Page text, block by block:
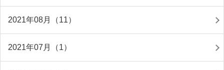
2021年08月（11）
2021年07月（1）